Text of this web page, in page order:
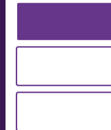
Vraag of
Heb je een vraag of
Contact